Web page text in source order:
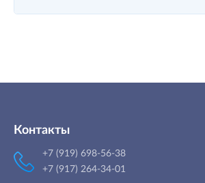
Контакты
+7 (919) 698-56-38
+7 (917) 264-34-01